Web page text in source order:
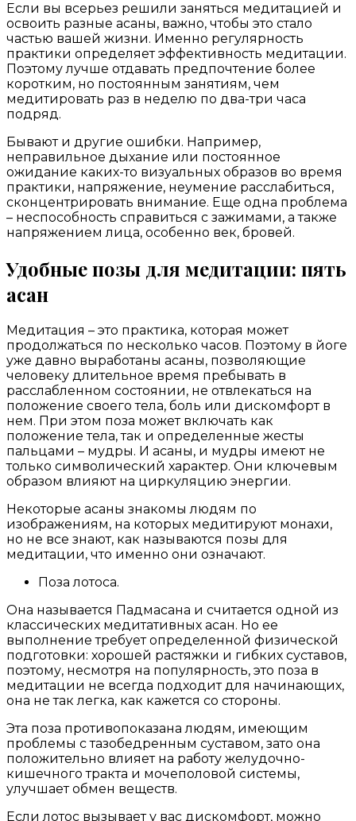
Если вы всерьез решили заняться медитацией и
освоить разные асаны, важно, чтобы это стало
частью вашей жизни. Именно регулярность
практики определяет эффективность медитации.
Поэтому лучше отдавать предпочтение более
коротким, но постоянным занятиям, чем
медитировать раз в неделю по два-три часа
подряд.
Бывают и другие ошибки. Например,
неправильное дыхание или постоянное
ожидание каких-то визуальных образов во время
практики, напряжение, неумение расслабиться,
сконцентрировать внимание. Еще одна проблема
– неспособность справиться с зажимами, а также
напряжением лица, особенно век, бровей.
Удобные позы для медитации: пять
асан
Медитация – это практика, которая может
продолжаться по несколько часов. Поэтому в йоге
уже давно выработаны асаны, позволяющие
человеку длительное время пребывать в
расслабленном состоянии, не отвлекаться на
положение своего тела, боль или дискомфорт в
нем. При этом поза может включать как
положение тела, так и определенные жесты
пальцами – мудры. И асаны, и мудры имеют не
только символический характер. Они ключевым
образом влияют на циркуляцию энергии.
Некоторые асаны знакомы людям по
изображениям, на которых медитируют монахи,
но не все знают, как называются позы для
медитации, что именно они означают.
Поза лотоса.
Она называется Падмасана и считается одной из
классических медитативных асан. Но ее
выполнение требует определенной физической
подготовки: хорошей растяжки и гибких суставов,
поэтому, несмотря на популярность, это поза в
медитации не всегда подходит для начинающих,
она не так легка, как кажется со стороны.
Эта поза противопоказана людям, имеющим
проблемы с тазобедренным суставом, зато она
положительно влияет на работу желудочно-
кишечного тракта и мочеполовой системы,
улучшает обмен веществ.
Если лотос вызывает у вас дискомфорт, можно